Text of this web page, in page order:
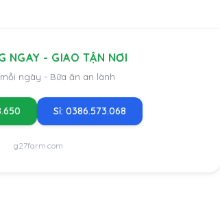
NGAY - GIAO TẬN NƠI
ngày - Bữa ăn an lành
Sỉ: 0386.573.068
g27farm.com